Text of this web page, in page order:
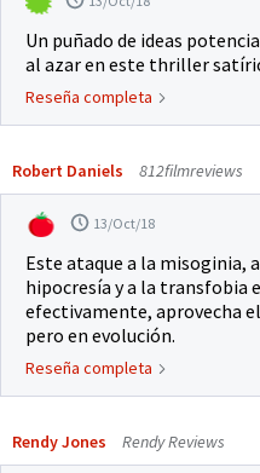
Un puñado de ideas
al azar en este thriller
Reseña completa
Robert Daniels 812filmreviews
13/Oct/18
Este ataque a la misoginia,
hipocresía y a la transfobia
efectivamente, aprovecha
pero en evolución.
Reseña completa
Rendy Jones Rendy Reviews